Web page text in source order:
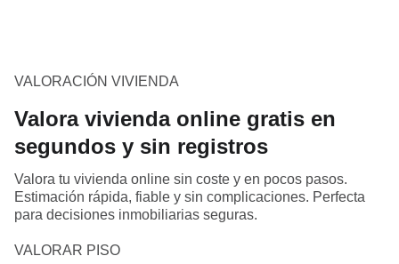
VALORACIÓN VIVIENDA
Valora vivienda online gratis en
segundos y sin registros
Valora tu vivienda online sin coste y en pocos pasos.
Estimación rápida, fiable y sin complicaciones. Perfecta
para decisiones inmobiliarias seguras.
VALORAR PISO